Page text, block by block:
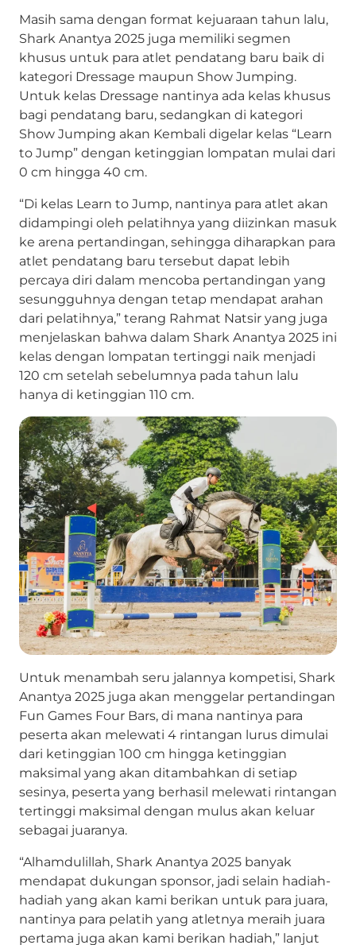
Masih sama dengan format kejuaraan tahun lalu,
Shark Anantya 2025 juga memiliki segmen
khusus untuk para atlet pendatang baru baik di
kategori Dressage maupun Show Jumping.
Untuk kelas Dressage nantinya ada kelas khusus
bagi pendatang baru, sedangkan di kategori
Show Jumping akan Kembali digelar kelas “Learn
to Jump” dengan ketinggian lompatan mulai dari
0 cm hingga 40 cm.
“Di kelas Learn to Jump, nantinya para atlet akan
didampingi oleh pelatihnya yang diizinkan masuk
ke arena pertandingan, sehingga diharapkan para
atlet pendatang baru tersebut dapat lebih
percaya diri dalam mencoba pertandingan yang
sesungguhnya dengan tetap mendapat arahan
dari pelatihnya,” terang Rahmat Natsir yang juga
menjelaskan bahwa dalam Shark Anantya 2025 ini
kelas dengan lompatan tertinggi naik menjadi
120 cm setelah sebelumnya pada tahun lalu
hanya di ketinggian 110 cm.
Untuk menambah seru jalannya kompetisi, Shark
Anantya 2025 juga akan menggelar pertandingan
Fun Games Four Bars, di mana nantinya para
peserta akan melewati 4 rintangan lurus dimulai
dari ketinggian 100 cm hingga ketinggian
maksimal yang akan ditambahkan di setiap
sesinya, peserta yang berhasil melewati rintangan
tertinggi maksimal dengan mulus akan keluar
sebagai juaranya.
“Alhamdulillah, Shark Anantya 2025 banyak
mendapat dukungan sponsor, jadi selain hadiah-
hadiah yang akan kami berikan untuk para juara,
nantinya para pelatih yang atletnya meraih juara
pertama juga akan kami berikan hadiah,” lanjut